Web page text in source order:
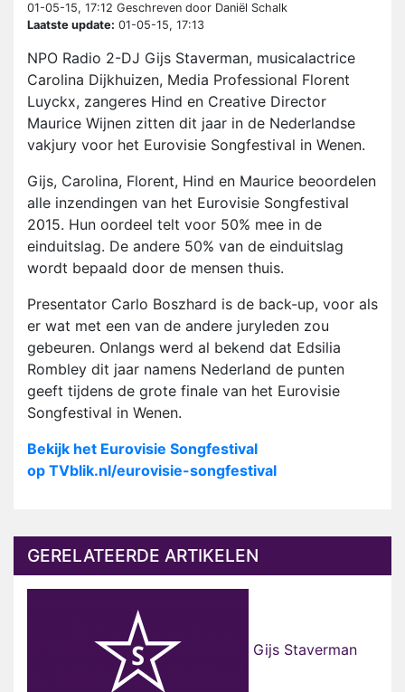
01-05-15, 17:12 Geschreven door Daniël Schalk
Laatste update: 01-05-15, 17:13
NPO Radio 2-DJ Gijs Staverman, musicalactrice
Carolina Dijkhuizen, Media Professional Florent
Luyckx, zangeres Hind en Creative Director
Maurice Wijnen zitten dit jaar in de Nederlandse
vakjury voor het Eurovisie Songfestival in Wenen.
Gijs, Carolina, Florent, Hind en Maurice beoordelen
alle inzendingen van het Eurovisie Songfestival
2015. Hun oordeel telt voor 50% mee in de
einduitslag. De andere 50% van de einduitslag
wordt bepaald door de mensen thuis.
Presentator Carlo Boszhard is de back-up, voor als
er wat met een van de andere juryleden zou
gebeuren. Onlangs werd al bekend dat Edsilia
Rombley dit jaar namens Nederland de punten
geeft tijdens de grote finale van het Eurovisie
Songfestival in Wenen.
Bekijk het Eurovisie Songfestival
op TVblik.nl/eurovisie-songfestival
GERELATEERDE ARTIKELEN
Gijs Staverman